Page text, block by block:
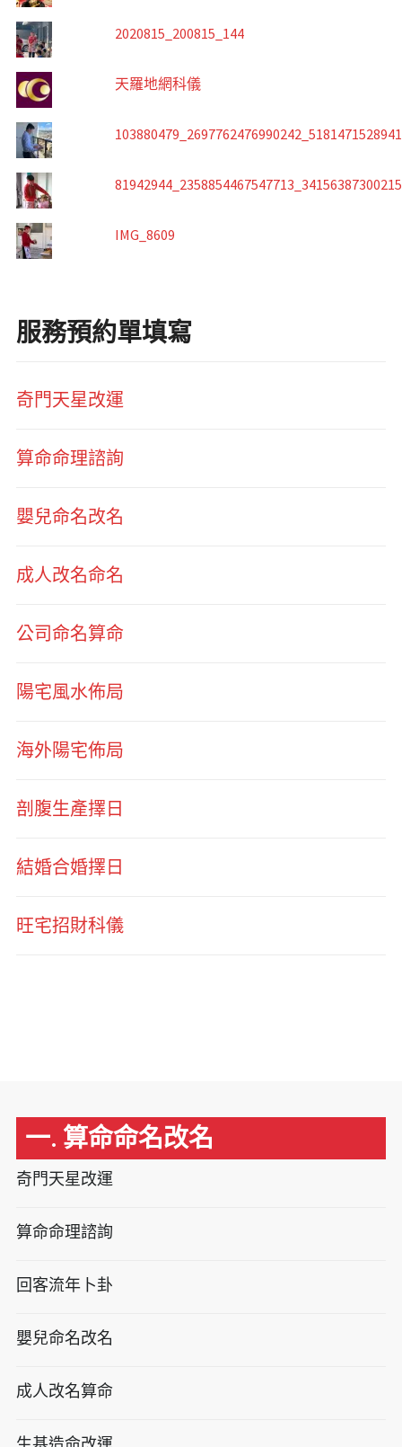
2020815_200815_144
天羅地網科儀
IMG_8609
服務預約單填寫
奇門天星改運
算命命理諮詢
嬰兒命名改名
成人改名命名
公司命名算命
陽宅風水佈局
海外陽宅佈局
剖腹生產擇日
結婚合婚擇日
旺宅招財科儀
一. 算命命名改名
奇門天星改運
算命命理諮詢
回客流年卜卦
嬰兒命名改名
成人改名算命